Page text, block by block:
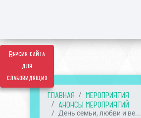
Версия сайта
для
слабовидящих
ГЛАВНАЯ
МЕРОПРИЯТИЯ
АНОНСЫ МЕРОПРИЯТИЙ
День семьи, любви и ве...